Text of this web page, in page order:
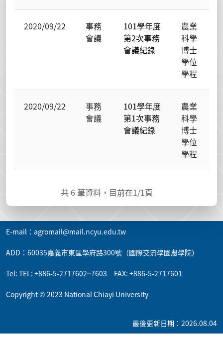
2020/09/22
事務
會議
101學年度
第2次事務
會議紀錄
農業
科學
博士
學位
學程
2020/09/22
事務
會議
101學年度
第1次事務
會議紀錄
農業
科學
博士
學位
學程
共 6 筆資料，目前在1/1頁
E-mail：agromail@mail.ncyu.edu.tw
ADD：60035嘉義市東區學府路300號（國際交流學園農學院）
Tel: TEL: +886-5-2717602~7603 FAX: +886-5-2717601
Copyright © 2023 National Chiayi University
最後更新日期：2026.08.04